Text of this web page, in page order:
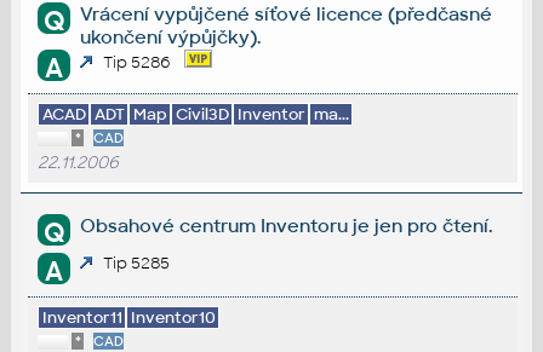
Q
Vrácení vypůjčené síťové licence (předčasné
ukončení výpůjčky).
A Tip 5286
ACAD ADT Map Civil3D Inventor ma...
* CAD
22.11.2006
Q Obsahové centrum Inventoru je jen pro čtení.
A Tip 5285
Inventor11 Inventor10
* CAD